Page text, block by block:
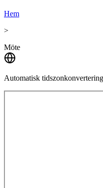
Hem
>
Möte
Automatisk